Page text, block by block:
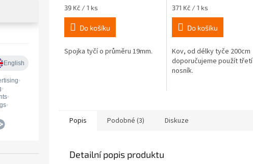
Měrná
cena:
39 Kč / 1 ks
Do košíku
Spojka tyčí o průměru 19mm.
Měrná
cena:
371 Kč / 1 ks
Do košíku
Kov, od délky tyče 200cm
doporučujeme použít třetí
nosník.
Popis Podobné (3) Diskuze
Detailní popis produktu